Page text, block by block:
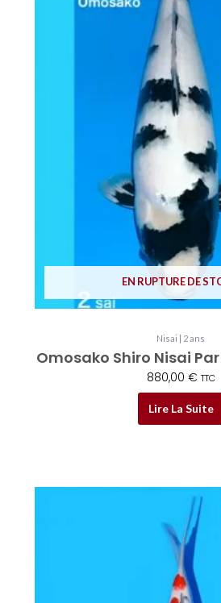
EN RUPTURE DE
Nisai | 2 ans
Omosako Shiro Nisai
880,00 € TTC
Lire La Suite